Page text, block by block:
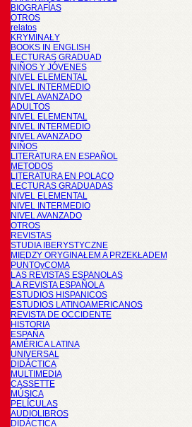
BIOGRAFÍAS
OTROS
relatos
KRYMINAŁY
BOOKS IN ENGLISH
LECTURAS GRADUAD
NIÑOS Y JÓVENES
NIVEL ELEMENTAL
NIVEL INTERMEDIO
NIVEL AVANZADO
ADULTOS
NIVEL ELEMENTAL
NIVEL INTERMEDIO
NIVEL AVANZADO
NIÑOS
LITERATURA EN ESPAÑOL
METODOS
LITERATURA EN POLACO
LECTURAS GRADUADAS
NIVEL ELEMENTAL
NIVEL INTERMEDIO
NIVEL AVANZADO
OTROS
REVISTAS
STUDIA IBERYSTYCZNE
MIĘDZY ORYGINAŁEM A PRZEKŁADEM
PUNTOyCOMA
LAS REVISTAS ESPANOLAS
LA REVISTA ESPAÑOLA
ESTUDIOS HISPANICOS
ESTUDIOS LATINOAMERICANOS
REVISTA DE OCCIDENTE
HISTORIA
ESPAÑA
AMÉRICA LATINA
UNIVERSAL
DIDÁCTICA
MULTIMEDIA
CASSETTE
MÚSICA
PELÍCULAS
AUDIOLIBROS
DIDÁCTICA